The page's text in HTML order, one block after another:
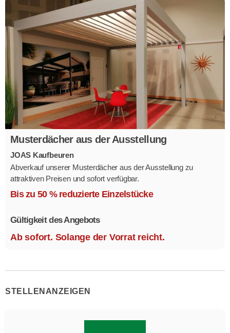
Musterdächer aus der Ausstellung
JOAS Kaufbeuren
Abverkauf unserer Musterdächer aus der Ausstellung zu
attraktiven Preisen und sofort verfügbar.
Mehrere Modelle in verschiedenen Ausführungen.
Bis zu 50 % reduzierte Einzelstücke
Gültigkeit des Angebots
Ab sofort. Solange der Vorrat reicht.
STELLENANZEIGEN